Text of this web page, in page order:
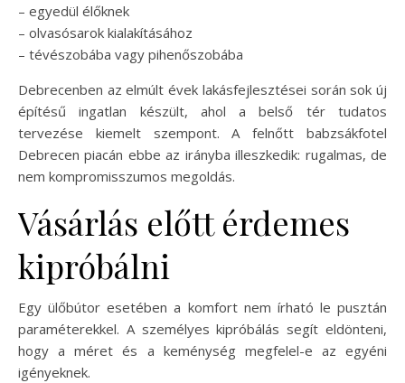
– egyedül élőknek
– olvasósarok kialakításához
– tévészobába vagy pihenőszobába
Debrecenben az elmúlt évek lakásfejlesztései során sok új
építésű ingatlan készült, ahol a belső tér tudatos
tervezése kiemelt szempont. A felnőtt babzsákfotel
Debrecen piacán ebbe az irányba illeszkedik: rugalmas, de
nem kompromisszumos megoldás.
Vásárlás előtt érdemes
kipróbálni
Egy ülőbútor esetében a komfort nem írható le pusztán
paraméterekkel. A személyes kipróbálás segít eldönteni,
hogy a méret és a keménység megfelel-e az egyéni
igényeknek.